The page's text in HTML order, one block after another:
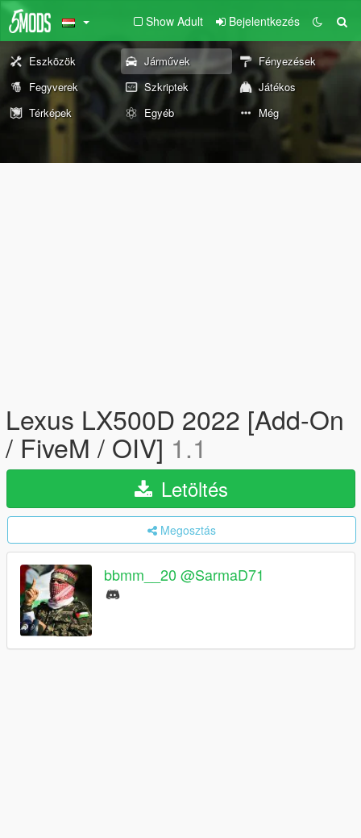
Show Adult Bejelentkezés
Eszközök Járművek
Fényezések
Fegyverek
Szkriptek
Játékos
Térképek
Egyéb Még
Lexus LX500D 2022 [Add-On
/ FiveM / OIV] 1.1
Letöltés
Megosztás
bbmm__20 @SarmaD71